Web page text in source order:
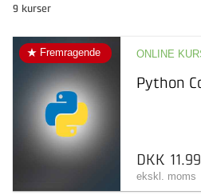
Online 4
Taastrup
Type
Kursus
Læring inden for et
specifikt emne
Online kursus
Online læring, der kan
tages, når det passer dig
Pris
Afholdelsesgaranti
9 kurser
Fremragende ONLINE
Python
DKK
ekskl. moms